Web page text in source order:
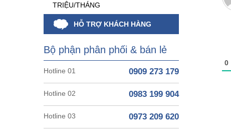
TRIỆU/THÁNG
HỖ TRỢ KHÁCH HÀNG
Bộ phận phân phối & bán lẻ
Hotline 01 0909 273 179
Hotline 02 0983 199 904
Hotline 03 0973 209 620
0